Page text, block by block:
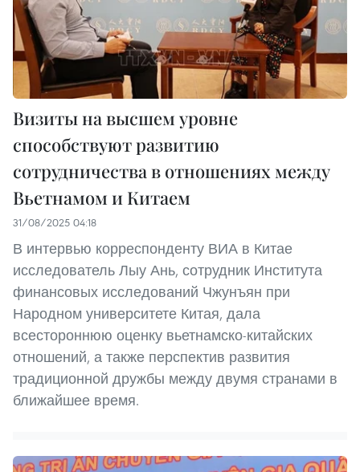
Визиты на высшем уровне
способствуют развитию
сотрудничества в отношениях между
Вьетнамом и Китаем
31/08/2025 04:18
В интервью корреспонденту ВИА в Китае
исследователь Лыу Ань, сотрудник Института
финансовых исследований Чжунъян при
Народном университете Китая, дала
всестороннюю оценку вьетнамско-китайских
отношений, а также перспектив развития
традиционной дружбы между двумя странами в
ближайшее время.